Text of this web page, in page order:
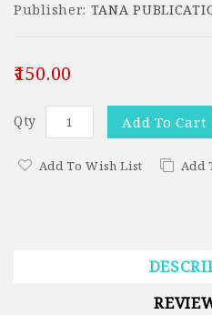
Publisher: TANA
₹150.00
Qty Add To Cart
Add To Wish List Add